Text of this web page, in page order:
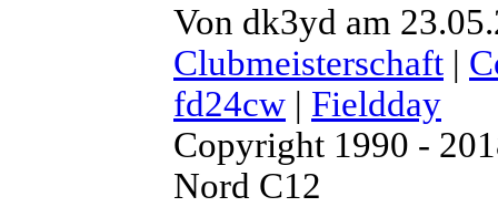
Von dk3yd am
Clubmeisterschaft |
fd24cw | Fieldday
Copyright 1990 -
Nord C12